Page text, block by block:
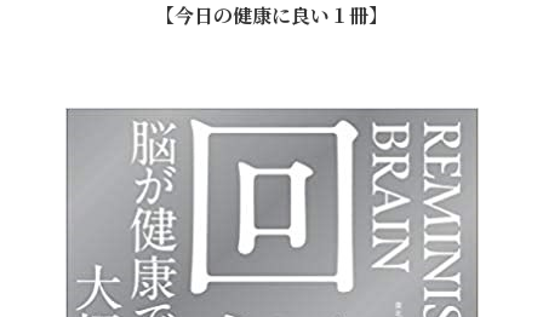
【今日の健康に良い１冊】